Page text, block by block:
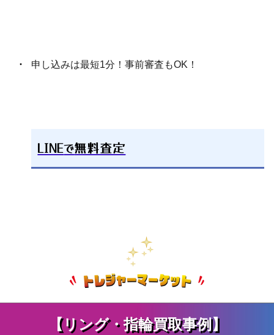
申し込みは最短1分！事前審査もOK！
LINEで無料査定
【リング・指輪買取事例】